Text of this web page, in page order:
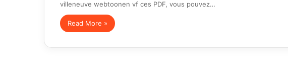
villeneuve webtoonen vf ces PDF, vous pouvez…
Read More »